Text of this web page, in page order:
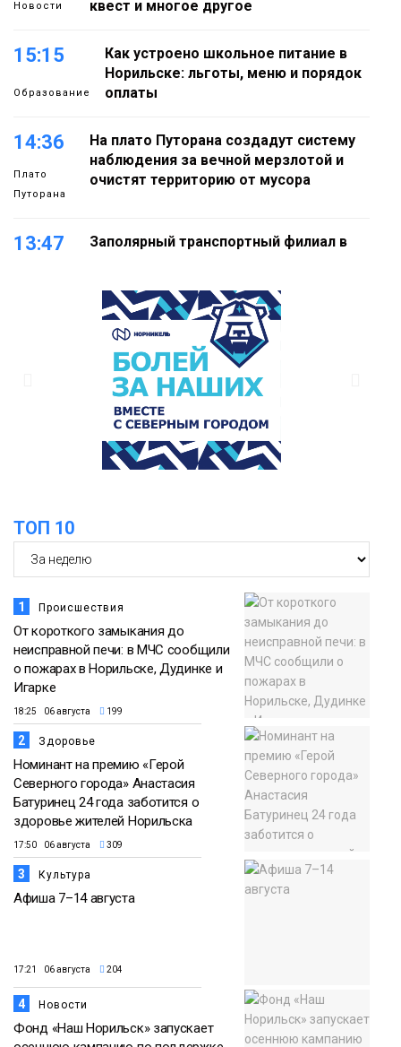
Новости
квест и многое другое
15:15
Образование
Как устроено школьное питание в
Норильске: льготы, меню и порядок
оплаты
14:36
Плато
Путорана
На плато Путорана создадут систему
наблюдения за вечной мерзлотой и
очистят территорию от мусора
13:47
Заполярный транспортный филиал в
В Норильске лыжную базу «Оль-Гуль»
закрыли из-за появления медведя
Барнаул обошёл Красноярск в
списке городов, откуда приехали
норильчане
ТОП 10
1 Происшествия
От короткого замыкания до
неисправной печи: в МЧС сообщили
о пожарах в Норильске, Дудинке и
Игарке
18:25 06 августа 199
2 Здоровье
Номинант на премию «Герой
Северного города» Анастасия
Батуринец 24 года заботится о
здоровье жителей Норильска
17:50 06 августа 309
3 Культура
Афиша 7–14 августа
17:21 06 августа 204
4 Новости
Фонд «Наш Норильск» запускает